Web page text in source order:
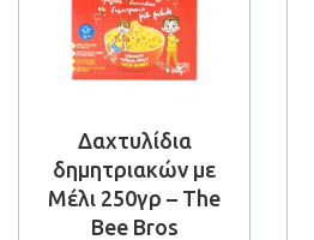
Δαχτυλίδια
δημητριακών με
Μέλι 250γρ – The
Bee Bros